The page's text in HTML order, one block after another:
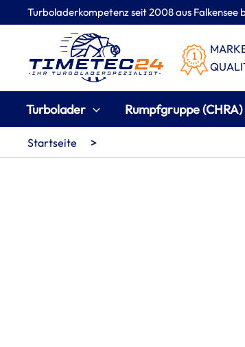
Turboladerkompetenz seit 2008 aus Falkensee
Turbolader Rumpfgruppe (CHRA)
Inhalt
Startseite >